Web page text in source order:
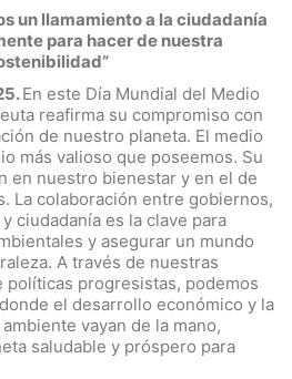
un llamamiento a la ciudadanía
para hacer de nuestra
En este Día Mundial del Medio
reafirma su compromiso con
de nuestro planeta. El medio
más valioso que poseemos. Su
en nuestro bienestar y en el de
La colaboración entre gobiernos,
ciudadanía es la clave para
y asegurar un mundo
A través de nuestras
políticas progresistas, podemos
el desarrollo económico y la
vayan de la mano,
saludable y próspero para